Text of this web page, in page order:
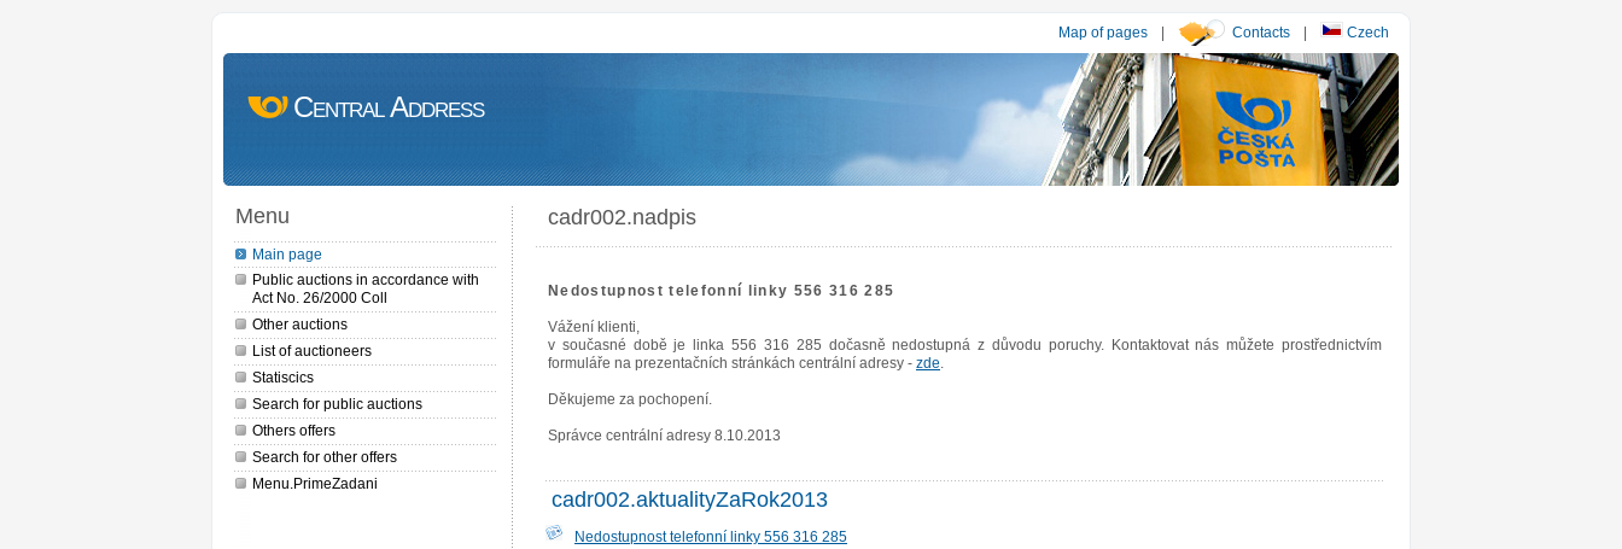
Map of pages | Contacts | Czech
Central Address
Menu
Main page
Public auctions in accordance with
Act No. 26/2000 Coll
Other auctions
List of auctioneers
Statiscics
Search for public auctions
Others offers
Search for other offers
Menu.PrimeZadani
cadr002.nadpis
Nedostupnost telefonní linky 556 316 285
Vážení klienti,
v současné době je linka 556 316 285 dočasně nedostupná z důvodu poruchy. Kontaktovat nás můžete prostřednictvím
formuláře na prezentačních stránkách centrální adresy - zde
Děkujeme za pochopení.
Správce centrální adresy 8.10.2013
cadr002.aktualityZaRok2013
Nedostupnost telefonní linky 556 316 285